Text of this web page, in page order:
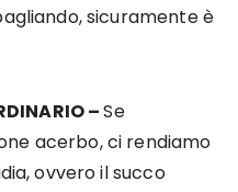
sicuramente è
–Se
acerbo, ci rendiamo
ovvero il succo